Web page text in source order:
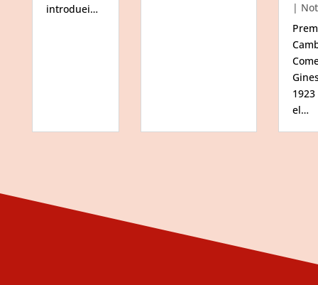
introduei…
|
el…